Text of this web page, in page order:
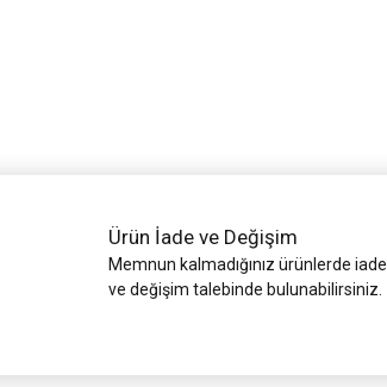
Ürün İade ve Değişim
Memnun kalmadığınız ürünlerde iade
ve değişim talebinde bulunabilirsiniz.